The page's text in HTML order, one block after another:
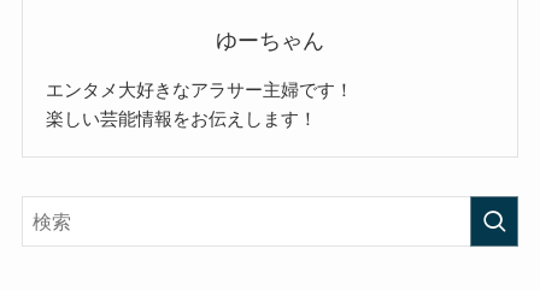
ゆーちゃん
エンタメ大好きなアラサー主婦です！
楽しい芸能情報をお伝えします！